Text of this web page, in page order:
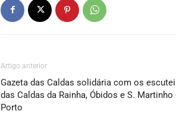
Artigo anterior
Gazeta das Caldas solidária com os
das Caldas da Rainha, Óbidos e S. Martinho
Porto